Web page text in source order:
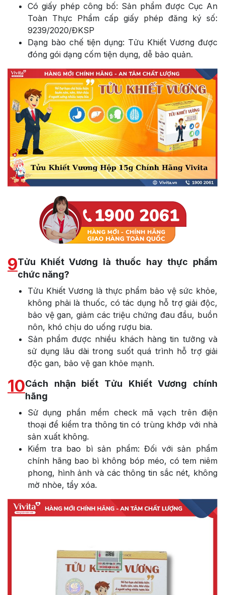
Có giấy phép công bố: Sản phẩm được Cục An
Toàn Thực Phẩm cấp giấy phép đăng ký số:
9239/2020/ĐKSP
Dạng bào chế tiện dụng: Tửu Khiết Vương được
đóng gói dạng cốm tiện dụng, dễ bảo quản.
9Tửu Khiết Vương là thuốc hay thực phẩm
chức năng?
Tửu Khiết Vương là thực phẩm bảo vệ sức khỏe,
không phải là thuốc, có tác dụng hỗ trợ giải độc,
bảo vệ gan, giảm các triệu chứng đau đầu, buồn
nôn, khó chịu do uống rượu bia.
Sản phẩm được nhiều khách hàng tin tưởng và
sử dụng lâu dài trong suốt quá trình hỗ trợ giải
độc gan, bảo vệ gan khỏe mạnh.
10Cách nhận biết Tửu Khiết Vương chính
hãng
Sử dụng phần mềm check mã vạch trên điện
thoại để kiểm tra thông tin có trùng khớp với nhà
sản xuất không.
Kiểm tra bao bì sản phẩm: Đối với sản phẩm
chính hãng bao bì không bóp méo, có tem niêm
phong, hình ảnh và các thông tin sắc nét, không
mờ nhòe, tẩy xóa.